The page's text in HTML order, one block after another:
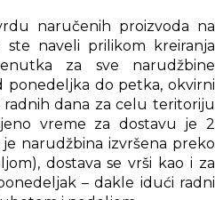
naručenih proizvoda na
naveli prilikom kreiranja
za sve narudžbine
ponedeljka do petka, okvirni
dana za celu teritoriju
vreme za dostavu je 2
narudžbina izvršena preko
dostava se vrši kao i za
– dakle idući radni